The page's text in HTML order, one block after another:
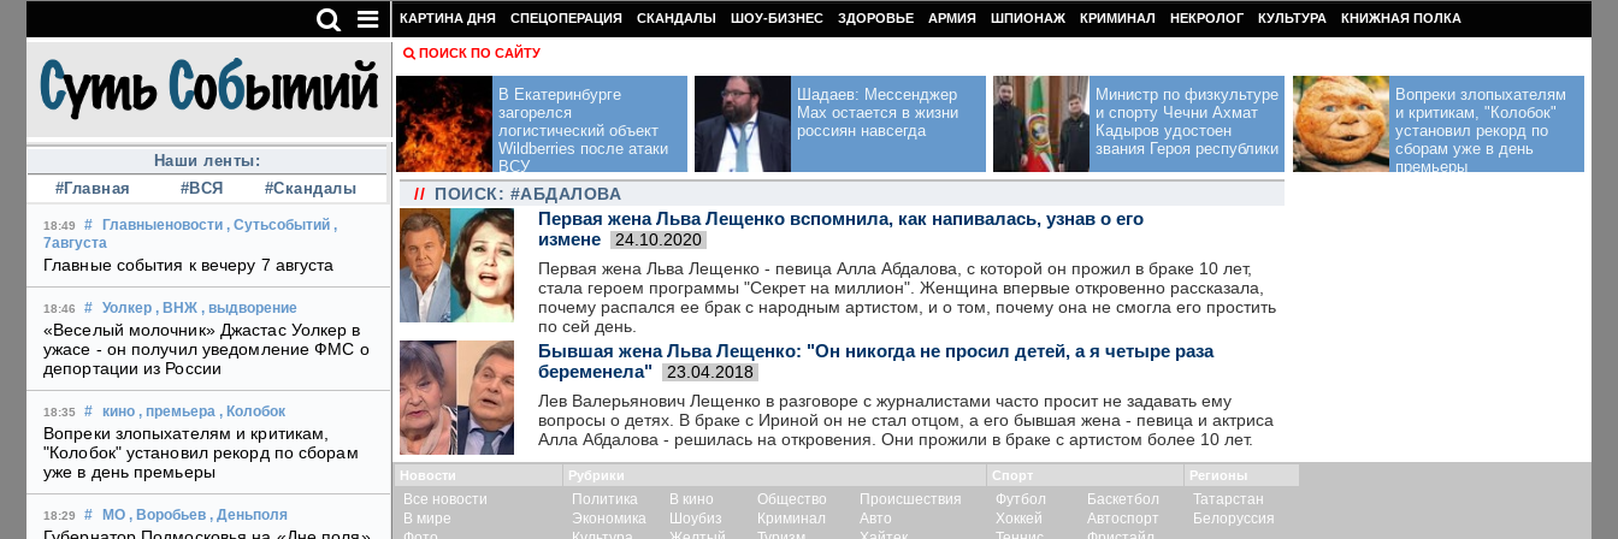
Наши ленты:
#Главная
#ВСЯ #Скандалы
18:49 # Главныеновости , Сутьсобытий ,
7августа
Главные события к вечеру 7 августа
18:46 # Уолкер , ВНЖ , выдворение
«Веселый молочник» Джастас Уолкер в
ужасе - он получил уведомление ФМС о
депортации из России
18:35 # кино , премьера , Колобок
Вопреки злопыхателям и критикам,
"Колобок" установил рекорд по сборам
уже в день премьеры
18:29 # МО , Воробьев , Деньполя
КАРТИНА ДНЯ СПЕЦОПЕРАЦИЯ СКАНДАЛЫ ШОУ-БИЗНЕС ЗДОРОВЬЕ АРМИЯ ШПИОНАЖ КРИМИНАЛ НЕКРОЛОГ КУЛЬТУРА КНИЖНАЯ ПОЛКА
ПОИСК ПО САЙТУ
В Екатеринбурге
загорелся
логистический объект
Wildberries после атаки
ВСУ
Шадаев: Мессенджер
Max остается в жизни
россиян навсегда
Министр по физкультуре
и спорту Чечни Ахмат
Кадыров удостоен
звания Героя республики
Вопреки злопыхателям
и критикам, "Колобок"
установил рекорд по
сборам уже в день
премьеры
// ПОИСК: #АБДАЛОВА
Первая жена Льва Лещенко вспомнила, как напивалась, узнав о его
измене
24.10.2020
Первая жена Льва Лещенко - певица Алла Абдалова, с которой он прожил в браке 10 лет,
стала героем программы "Секрет на миллион". Женщина впервые откровенно рассказала,
почему распался ее брак с народным артистом, и о том, почему она не смогла его простить
по сей день.
Бывшая жена Льва Лещенко: "Он никогда не просил детей, а я четыре раза
беременела"
23.04.2018
Лев Валерьянович Лещенко в разговоре с журналистами часто просит не задавать ему
вопросы о детях. В браке с Ириной он не стал отцом, а его бывшая жена - певица и актриса
Алла Абдалова - решилась на откровения. Они прожили в браке с артистом более 10 лет.
Новости
Все новости
В мире
Рубрики
Политика
Экономика
В кино
Шоубиз
Общество
Криминал
Происшествия
Авто
Спорт
Футбол
Хоккей
Баскетбол
Автоспорт
Регионы
Татарстан
Белоруссия